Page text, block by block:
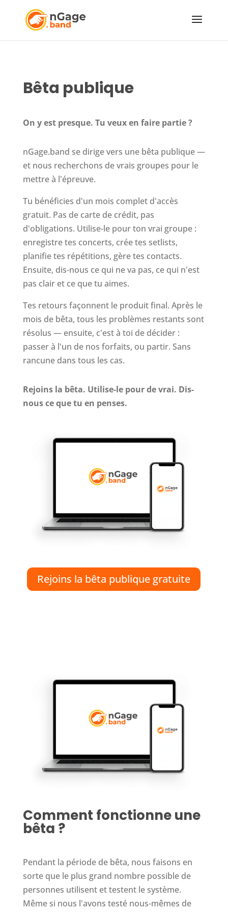
Bêta publique
On y est presque. Tu veux en faire partie ?
nGage.band se dirige vers une bêta publique —
et nous recherchons de vrais groupes pour le
mettre à l'épreuve.
Tu bénéficies d'un mois complet d'accès
gratuit. Pas de carte de crédit, pas
d'obligations. Utilise-le pour ton vrai groupe :
enregistre tes concerts, crée tes setlists,
planifie tes répétitions, gère tes contacts.
Ensuite, dis-nous ce qui ne va pas, ce qui n'est
pas clair et ce que tu aimes.
Tes retours façonnent le produit final. Après le
mois de bêta, tous les problèmes restants sont
résolus — ensuite, c'est à toi de décider :
passer à l'un de nos forfaits, ou partir. Sans
rancune dans tous les cas.
Rejoins la bêta. Utilise-le pour de vrai. Dis-
nous ce que tu en penses.
Rejoins la bêta publique gratuite
Comment fonctionne une
bêta ?
Pendant la période de bêta, nous faisons en
sorte que le plus grand nombre possible de
personnes utilisent et testent le système.
Même si nous l'avons testé nous-mêmes de